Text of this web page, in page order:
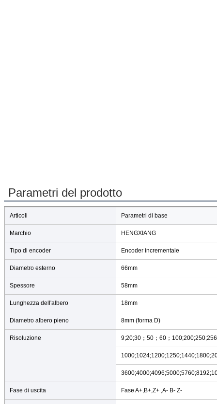
Parametri del prodotto
Articoli Parametri di base
Marchio HENGXIANG
Tipo di encoder Encoder incrementale
Diametro esterno 66mm
Spessore 58mm
Lunghezza dell'albero 18mm
Diametro albero pieno 8mm (forma D)
Risoluzione 9;20;30；50；60；
Fase di uscita Fase A+,B+,Z+ ,A- B- Z-